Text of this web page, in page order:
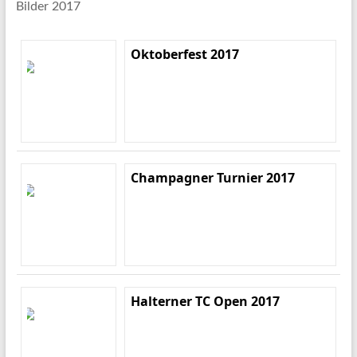
Bilder 2017
Oktoberfest 2017
Champagner Turnier 2017
Halterner TC Open 2017